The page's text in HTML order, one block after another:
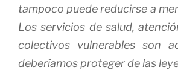
tampoco puede reducirse a
Los servicios de salud,
colectivos vulnerables son
deberíamos proteger de las